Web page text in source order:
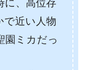
に、高位存
で近い人物
園ミカだっ